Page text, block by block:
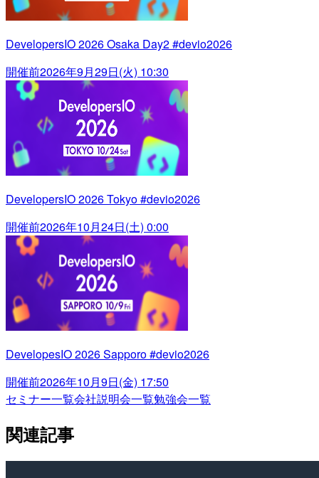
DevelopersIO 2026 Osaka Day2 #devio2026
開催前2026年9月29日(火) 10:30
DevelopersIO 2026 Tokyo #devio2026
開催前2026年10月24日(土) 0:00
DevelopesIO 2026 Sapporo #devio2026
開催前2026年10月9日(金) 17:50
セミナー一覧会社説明会一覧勉強会一覧
関連記事